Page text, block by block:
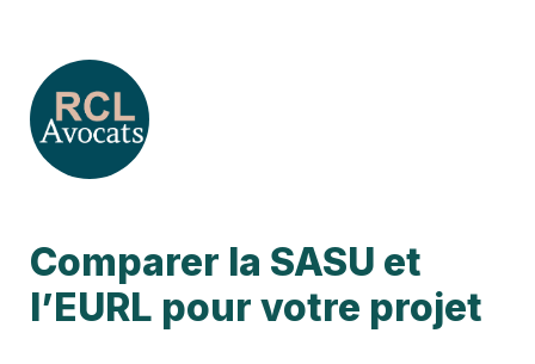
Comparer la SASU et
l’EURL pour votre projet